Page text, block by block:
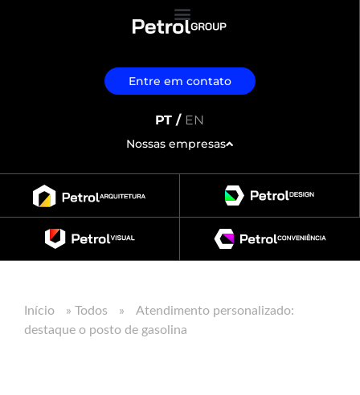
Entre em contato
PT / EN
Nossas empresas
Início » Todos »
Atendimento personalizado:
destaque o posto de gasolina